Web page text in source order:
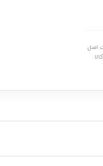
اصل